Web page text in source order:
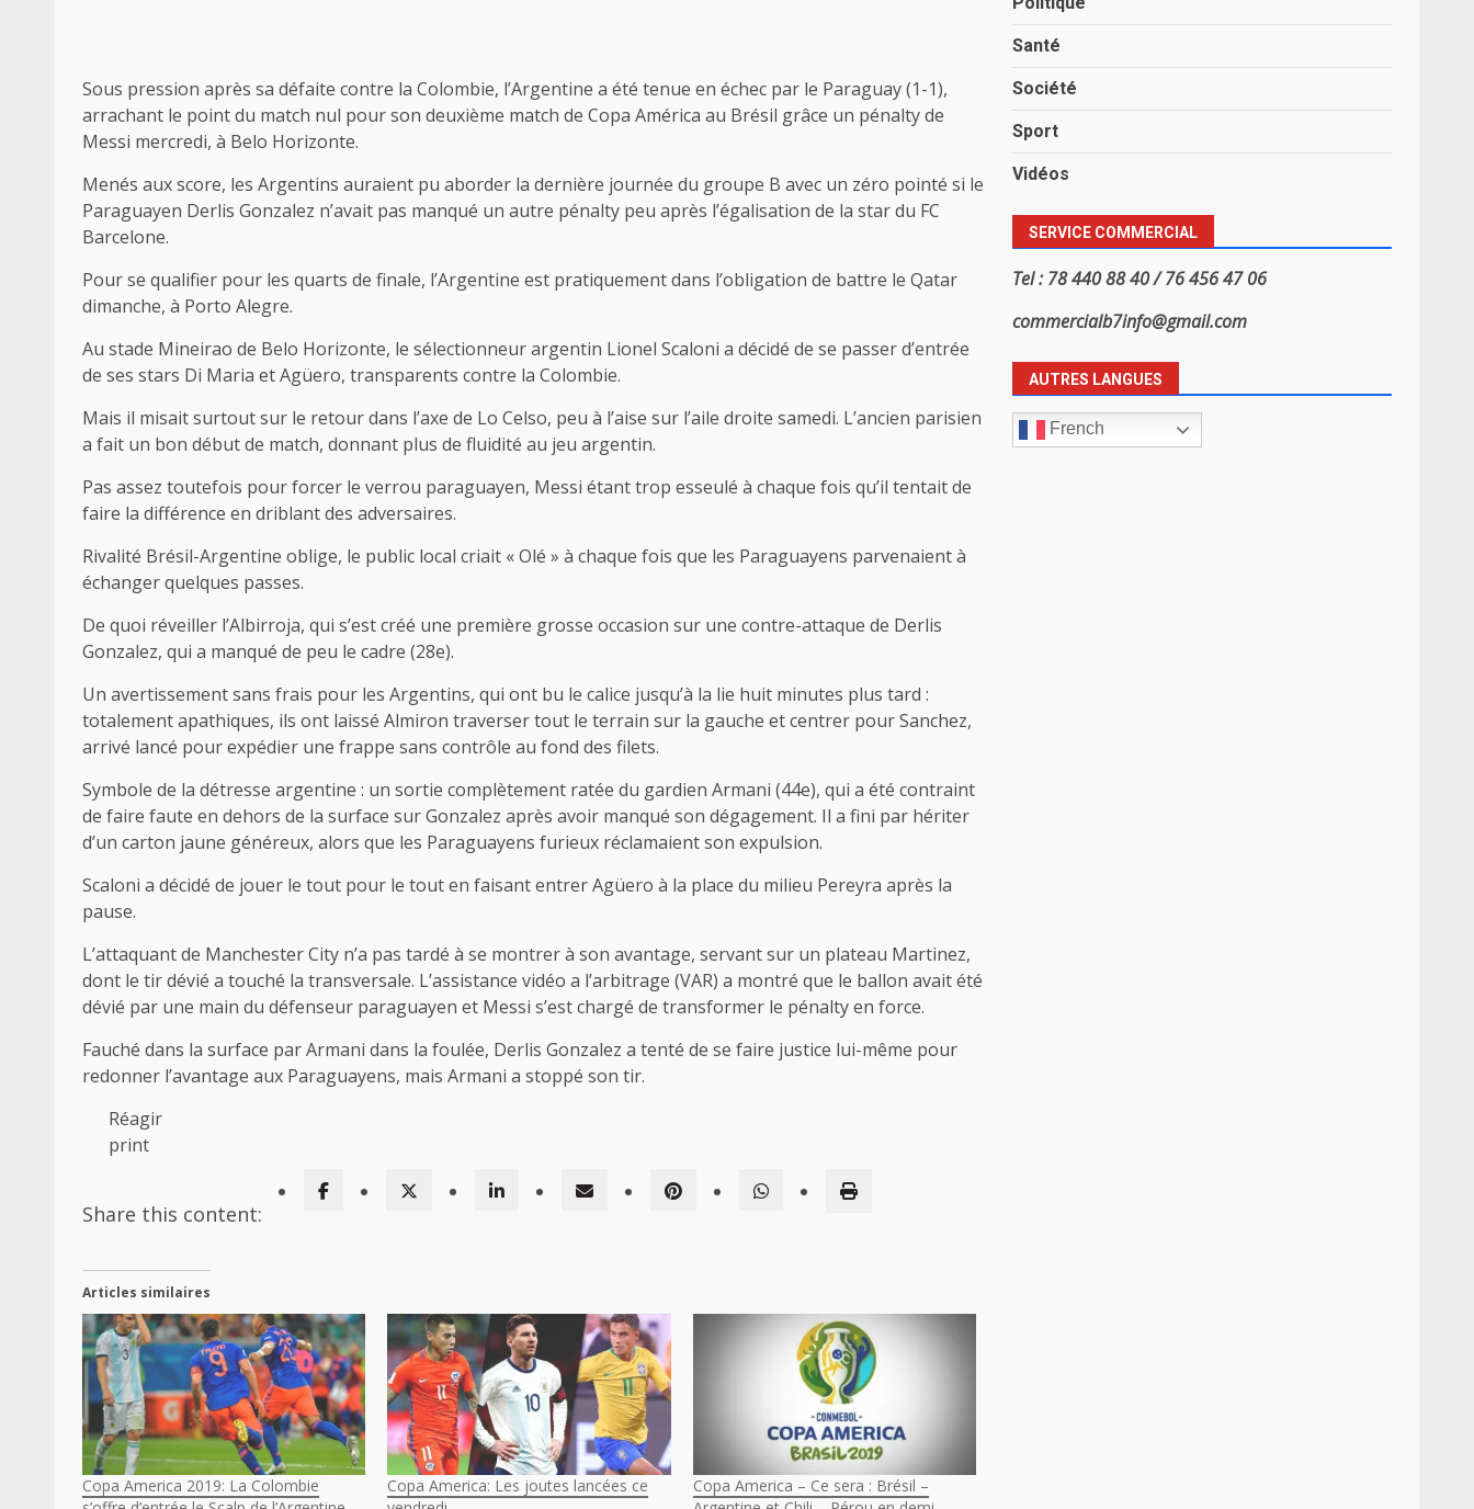
Sous pression après sa défaite contre la Colombie, l’Argentine a été tenue en échec par le Paraguay (1-1),
arrachant le point du match nul pour son deuxième match de Copa América au Brésil grâce un pénalty de
Messi mercredi, à Belo Horizonte.
Menés aux score, les Argentins auraient pu aborder la dernière journée du groupe B avec un zéro pointé si le
Paraguayen Derlis Gonzalez n’avait pas manqué un autre pénalty peu après l’égalisation de la star du FC
Barcelone.
Pour se qualifier pour les quarts de finale, l’Argentine est pratiquement dans l’obligation de battre le Qatar
dimanche, à Porto Alegre.
Au stade Mineirao de Belo Horizonte, le sélectionneur argentin Lionel Scaloni a décidé de se passer d’entrée
de ses stars Di Maria et Agüero, transparents contre la Colombie.
Mais il misait surtout sur le retour dans l’axe de Lo Celso, peu à l’aise sur l’aile droite samedi. L’ancien parisien
a fait un bon début de match, donnant plus de fluidité au jeu argentin.
Pas assez toutefois pour forcer le verrou paraguayen, Messi étant trop esseulé à chaque fois qu’il tentait de
faire la différence en driblant des adversaires.
Rivalité Brésil-Argentine oblige, le public local criait « Olé » à chaque fois que les Paraguayens parvenaient à
échanger quelques passes.
De quoi réveiller l’Albirroja, qui s’est créé une première grosse occasion sur une contre-attaque de Derlis
Gonzalez, qui a manqué de peu le cadre (28e).
Un avertissement sans frais pour les Argentins, qui ont bu le calice jusqu’à la lie huit minutes plus tard :
totalement apathiques, ils ont laissé Almiron traverser tout le terrain sur la gauche et centrer pour Sanchez,
arrivé lancé pour expédier une frappe sans contrôle au fond des filets.
Symbole de la détresse argentine : un sortie complètement ratée du gardien Armani (44e), qui a été contraint
de faire faute en dehors de la surface sur Gonzalez après avoir manqué son dégagement. Il a fini par hériter
d’un carton jaune généreux, alors que les Paraguayens furieux réclamaient son expulsion.
Scaloni a décidé de jouer le tout pour le tout en faisant entrer Agüero à la place du milieu Pereyra après la
pause.
L’attaquant de Manchester City n’a pas tardé à se montrer à son avantage, servant sur un plateau Martinez,
dont le tir dévié a touché la transversale. L’assistance vidéo a l’arbitrage (VAR) a montré que le ballon avait été
dévié par une main du défenseur paraguayen et Messi s’est chargé de transformer le pénalty en force.
Fauché dans la surface par Armani dans la foulée, Derlis Gonzalez a tenté de se faire justice lui-même pour
redonner l’avantage aux Paraguayens, mais Armani a stoppé son tir.
Réagir
print
Share this content:
Articles similaires
Copa America 2019: La Colombie
Copa America: Les joutes lancées ce
Copa America – Ce sera : Brésil –
Santé
Société
Sport
Vidéos
SERVICE COMMERCIAL
Tel : 78 440 88 40 / 76 456 47 06
commercialb7info@gmail.com
AUTRES LANGUES
French